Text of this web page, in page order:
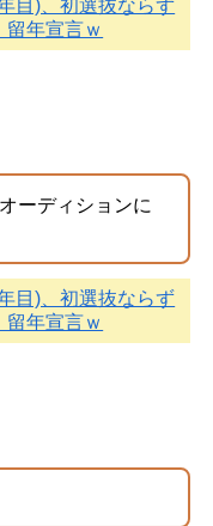
目)、初選抜ならず
年宣言ｗ
ーディションに
目)、初選抜ならず
年宣言ｗ